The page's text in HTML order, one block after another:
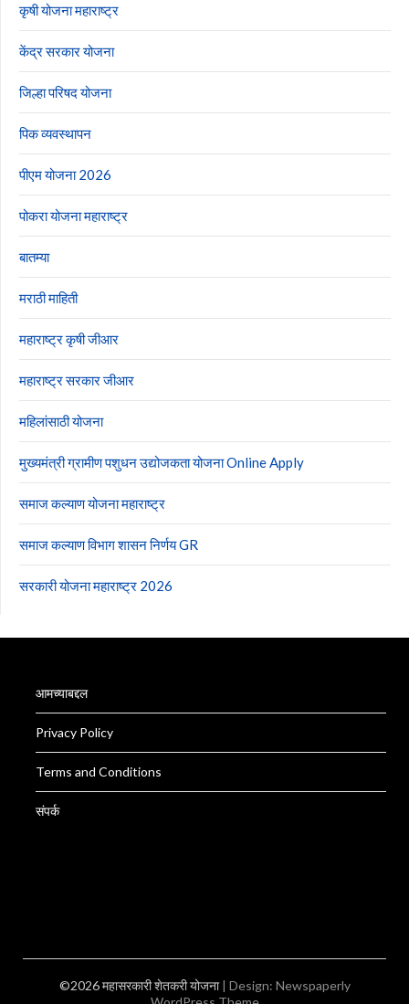
कृषी योजना महाराष्ट्र
केंद्र सरकार योजना
जिल्हा परिषद योजना
पिक व्यवस्थापन
पीएम योजना 2026
पोकरा योजना महाराष्ट्र
बातम्या
मराठी माहिती
महाराष्ट्र कृषी जीआर
महाराष्ट्र सरकार जीआर
महिलांसाठी योजना
मुख्यमंत्री ग्रामीण पशुधन उद्योजकता योजना Online Apply
समाज कल्याण योजना महाराष्ट्र
समाज कल्याण विभाग शासन निर्णय GR
सरकारी योजना महाराष्ट्र 2026
आमच्याबद्दल
Privacy Policy
Terms and Conditions
संपर्क
©2026 महासरकारी शेतकरी योजना| Design: Newspaperly